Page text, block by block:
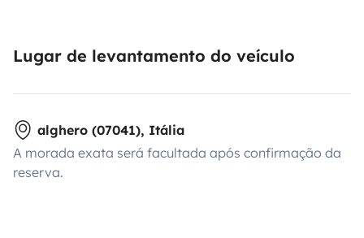
Lugar de levantamento do veículo
alghero (07041), Itália
A morada exata será facultada após confirmação da
reserva.